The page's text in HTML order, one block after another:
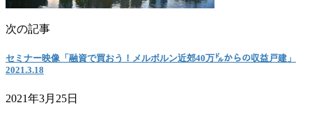
次の記事
セミナー映像「融資で買おう！メルボルン近郊40万㌦からの収益戸建」
2021.3.18
2021年3月25日